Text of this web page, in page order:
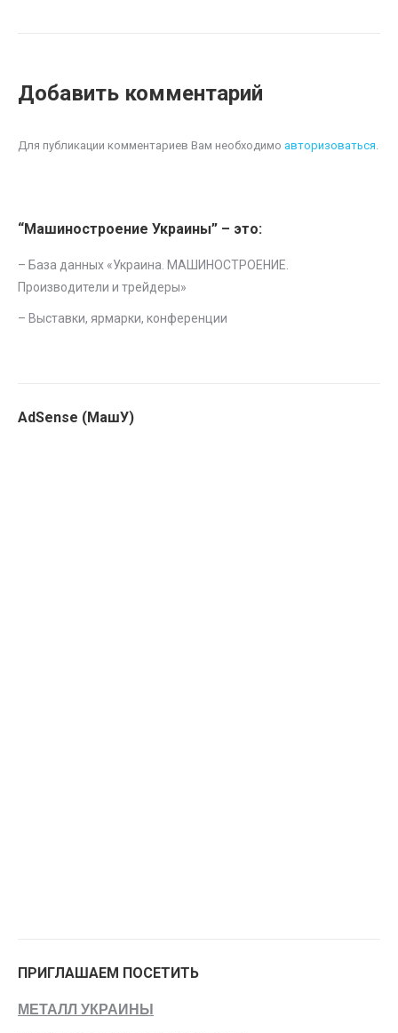
Добавить комментарий
Для публикации комментариев Вам необходимо авторизоваться.
“Машиностроение Украины” – это:
– База данных «Украина. МАШИНОСТРОЕНИЕ.
Производители и трейдеры»
– Выставки, ярмарки, конференции
AdSense (МашУ)
ПРИГЛАШАЕМ ПОСЕТИТЬ
МЕТАЛЛ УКРАИНЫ